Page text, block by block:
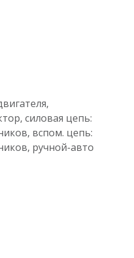
силовая цепь:
вспом. цепь:
ручной-авто